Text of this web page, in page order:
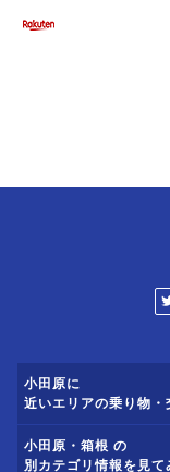
小田原に
近いエリアの乗り物・
小田原・箱根 の
別カテゴリ情報を見て